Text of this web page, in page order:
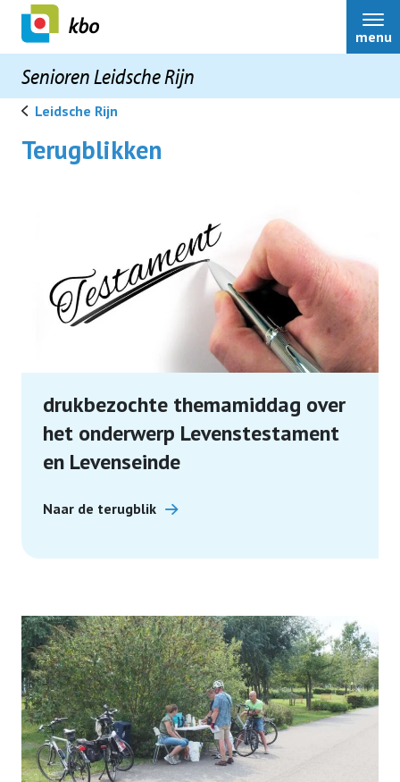
Senioren Leidsche Rijn
menu
Activiteiten
Terugblikken
Ledenservice
Leidsche Rijn
Terugblikken
drukbezochte themamiddag over
het onderwerp Levenstestament
en Levenseinde
Naar de terugblik